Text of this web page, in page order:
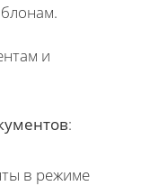
и
:
в режиме